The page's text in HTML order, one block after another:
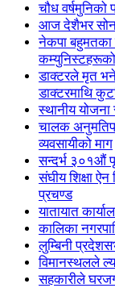
चौध
आज देशैभर
नेकपा बहुमतका
डाक्टरले मृत
डाक्टरमाथि
स्थानीय
चालक
व्यवसायीको माग
सन्दर्भ ३०१औं
संघीय शिक्षा
प्रचण्ड
यातायात
कालिका
लुम्बिनी
विमानस्थलले
सहकारीले